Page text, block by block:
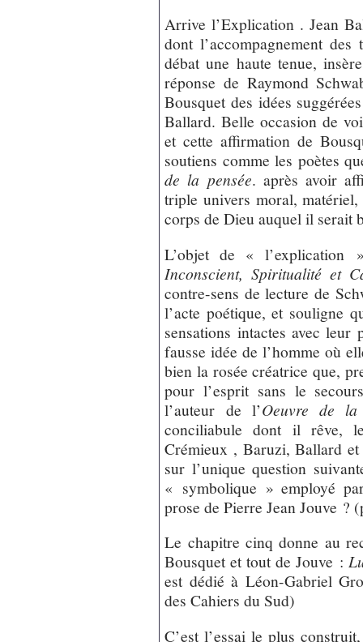
Arrive l’Explication . Jean
dont l’accompagnement
débat une haute tenue,
réponse de Raymond
Bousquet des idées
Ballard. Belle occasion de
et cette affirmation de
soutiens comme les poètes
de la pensée. après avoir
triple univers moral,
corps de Dieu auquel il serait
L’objet de « l’explication
Inconscient, Spiritualité et
contre-sens de lecture de
l’acte poétique, et souligne
sensations intactes avec leur
fausse idée de l’homme où
bien la rosée créatrice que,
pour l’esprit sans le
l’auteur de l’Oeuvre de
conciliabule dont il rêve,
Crémieux , Baruzi, Ballard
sur l’unique question
« symbolique » employé
prose de Pierre Jean Jouve ?
Le chapitre cinq donne au
Bousquet et tout de Jouve :
est dédié à Léon-Gabriel
des Cahiers du Sud)
C’est l’essai le plus